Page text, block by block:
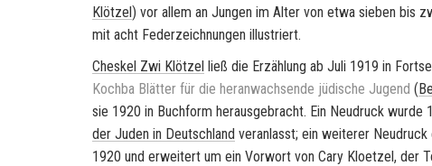
Klöt­zel) vor allem an Jun­gen im Alter von etwa sie­ben bis
mit acht Fe­der­zeich­nun­gen il­lus­triert.
Ches­kel Zwi Klöt­zel ließ die Er­zäh­lung ab Juli 1919 in
Koch­ba Blät­ter für die her­an­wach­sen­de jü­di­sche Ju­gend (
sie 1920 in Buch­form her­aus­ge­bracht. Ein Neu­druck wurde
der Juden in Deutsch­land ver­an­lasst; ein wei­te­rer
1920 und er­wei­tert um ein Vor­wort von Cary Kloet­zel, der